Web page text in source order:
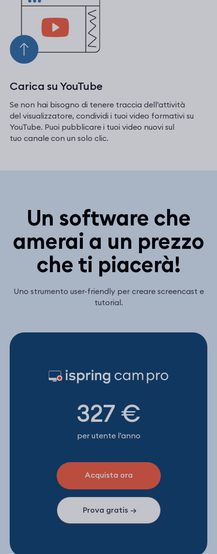
Carica su YouTube
Se non hai bisogno di tenere traccia dell’attività
del visualizzatore, condividi i tuoi video formativi su
YouTube. Puoi pubblicare i tuoi video nuovi sul
tuo canale con un solo clic.
Un software che
amerai a un prezzo
che ti piacerà!
Uno strumento user-friendly per creare screencast e
tutorial.
327 €
per utente l’anno
Acquista ora
Prova gratis →